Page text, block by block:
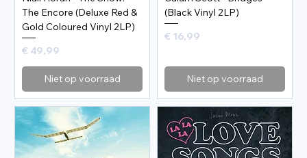
The Encore (Deluxe Red &
Gold Coloured Vinyl 2LP)
Prijs
€ 49,99
Niet op voorraad
(Black Vinyl 2LP)
Prijs
€ 16,99
Niet op voorraad